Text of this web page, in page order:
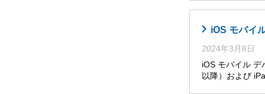
iOS モバイ
2024年3月8日
iOS モバイル デ
以降）および